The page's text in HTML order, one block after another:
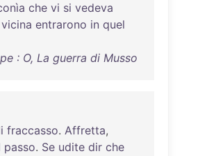
che vi si vedeva
vicina entrarono in quel
: O, La guerra di Musso
fraccasso. Affretta,
passo. Se udite dir che